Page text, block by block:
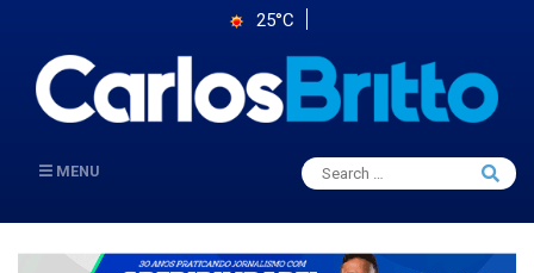
25°C
MENU
Search
for:
Search